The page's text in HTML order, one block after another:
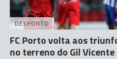
DESPORTO
FC Porto volta aos
no terreno do Gil Vicente